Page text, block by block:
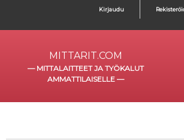
Kirjaudu
MITTARIT.COM
— MITTALAITTEET JA TYÖKALUT
AMMATTILAISELLE —